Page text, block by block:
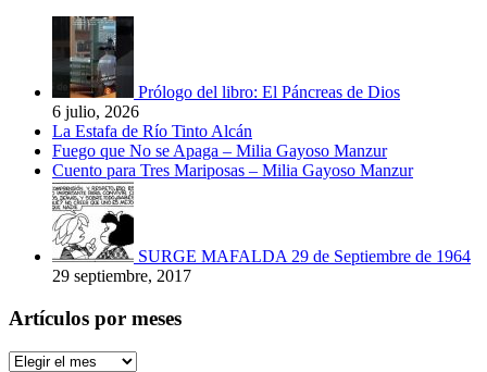
Prólogo del libro: El Páncreas de Dios
6 julio, 2026
La Estafa de Río Tinto Alcán
Fuego que No se Apaga – Milia Gayoso Manzur
Cuento para Tres Mariposas – Milia Gayoso Manzur
SURGE MAFALDA 29 de Septiembre de 1964
29 septiembre, 2017
Artículos por meses
Artículos